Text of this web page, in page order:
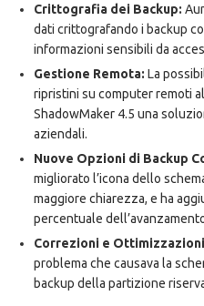
Crittografia dei Backup:
dati crittografando i backup
informazioni sensibili da
Gestione Remota: La
ripristini su computer remoti
ShadowMaker 4.5 una
aziendali.
Nuove Opzioni di Backup
migliorato l’icona dello
maggiore chiarezza, e ha
percentuale
Correzioni e
problema che causava la
backup della partizione